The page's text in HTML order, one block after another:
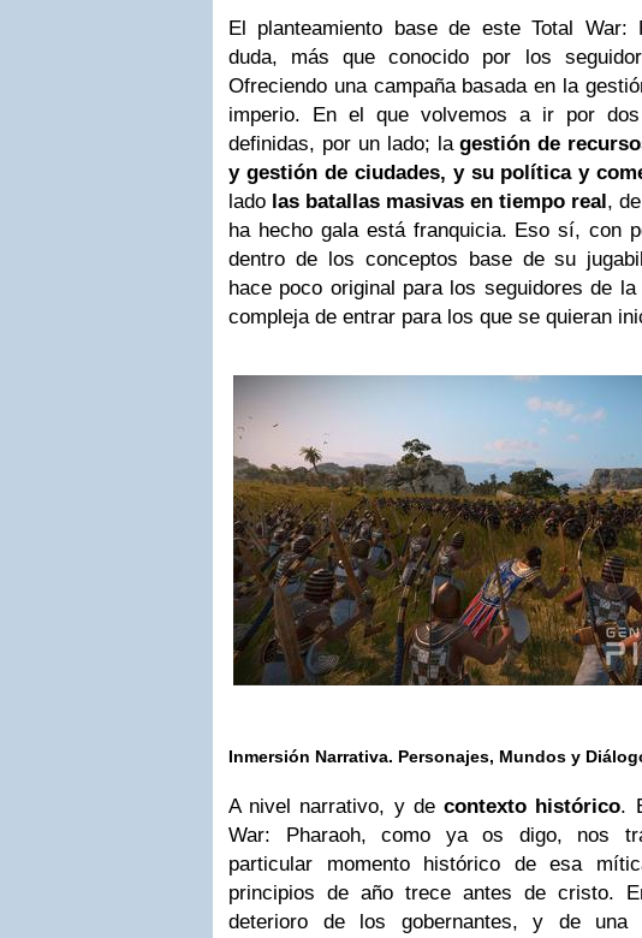
El planteamiento base de este Total War:
duda, más que conocido por los
Ofreciendo una campaña basada en la
imperio. En el que volvemos a ir por
definidas, por un lado; lagestión de
y gestión de ciudades, y su política y
lado las batallas masivas en tiempo real,
ha hecho gala está franquicia. Eso sí, con
dentro de los conceptos base de su
hace poco original para los seguidores de
compleja de entrar para los que se quieran
Inmersión Narrativa. Personajes, Mundos y
A nivel narrativo, y decontexto histórico.
War: Pharaoh, como ya os digo, nos
particular momento histórico de esa
principios de año trece antes de cristo.
deterioro de los gobernantes, y de una